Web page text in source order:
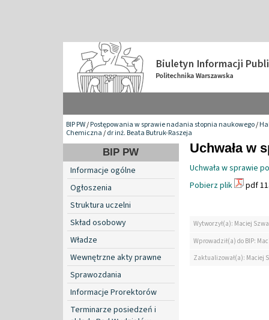
BIP PW/Postępowania w sprawie nadania stopnia naukowego/
Chemiczna/dr inż. Beata Butruk-Raszeja
BIP PW
Informacje ogólne
Ogłoszenia
Struktura uczelni
Skład osobowy
Władze
Wewnętrzne akty prawne
Sprawozdania
Informacje Prorektorów
Terminarze posiedzeń i
Uchwała w
Uchwała w sprawie
Pobierz plik
pdf
Wytworzył(a): Maciej
Wprowadził(a) do BIP:
Zaktualizował(a): Maciej